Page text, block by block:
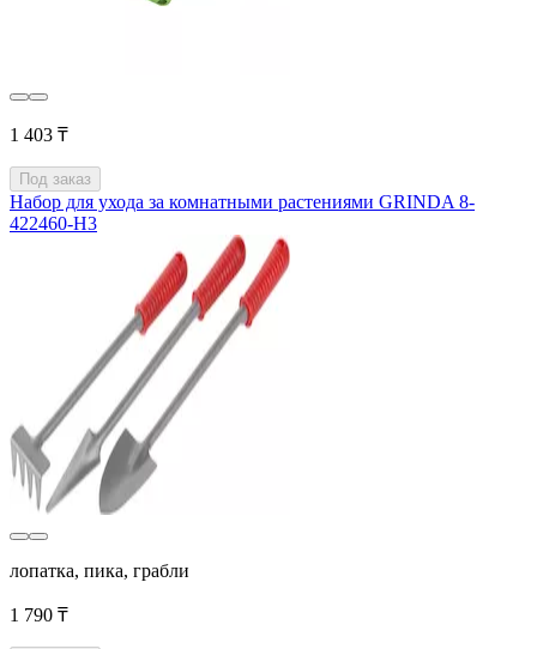
1 403 ₸
Под заказ
Набор для ухода за комнатными растениями GRINDA 8-
422460-H3
лопатка, пика, грабли
1 790 ₸